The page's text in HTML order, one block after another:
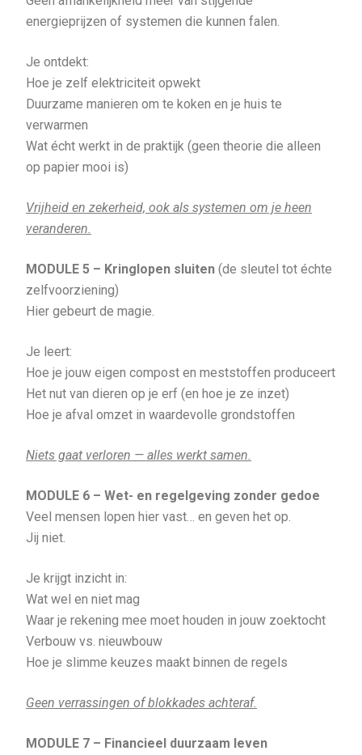
energieprijzen of systemen die kunnen falen.
Je ontdekt:
Hoe je zelf elektriciteit opwekt
Duurzame manieren om te koken en je huis te
verwarmen
Wat écht werkt in de praktijk (geen theorie die alleen
op papier mooi is)
Vrijheid en zekerheid, ook als systemen om je heen
veranderen.
MODULE 5 – Kringlopen sluiten (de sleutel tot échte
zelfvoorziening)
Hier gebeurt de magie.
Je leert:
Hoe je jouw eigen compost en meststoffen produceert
Het nut van dieren op je erf (en hoe je ze inzet)
Hoe je afval omzet in waardevolle grondstoffen
Niets gaat verloren — alles werkt samen.
MODULE 6 – Wet- en regelgeving zonder gedoe
Veel mensen lopen hier vast… en geven het op.
Jij niet.
Je krijgt inzicht in:
Wat wel en niet mag
Waar je rekening mee moet houden in jouw zoektocht
Verbouw vs. nieuwbouw
Hoe je slimme keuzes maakt binnen de regels
Geen verrassingen of blokkades achteraf.
MODULE 7 – Financieel duurzaam leven